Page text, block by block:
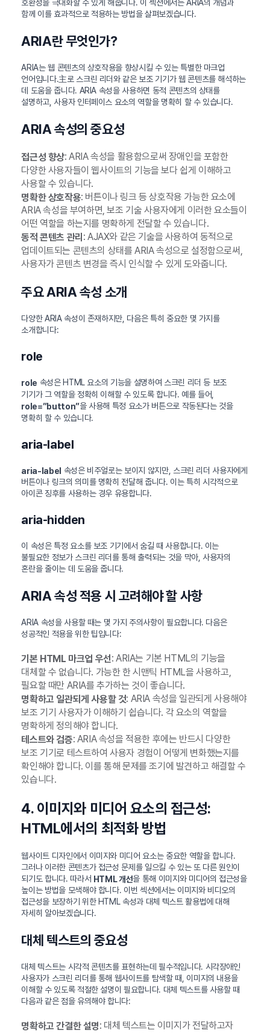
호환성을 극대화할 수 있게 해줍니다. 이 섹션에서는 ARIA의 개념과
함께 이를 효과적으로 적용하는 방법을 살펴보겠습니다.
ARIA란 무엇인가?
ARIA는 웹 콘텐츠의 상호작용을 향상시킬 수 있는 특별한 마크업
언어입니다.主로 스크린 리더와 같은 보조 기기가 웹 콘텐츠를 해석하는
데 도움을 줍니다. ARIA 속성을 사용하면 동적 콘텐츠의 상태를
설명하고, 사용자 인터페이스 요소의 역할을 명확히 할 수 있습니다.
ARIA 속성의 중요성
접근성 향상: ARIA 속성을 활용함으로써 장애인을 포함한
다양한 사용자들이 웹사이트의 기능을 보다 쉽게 이해하고
사용할 수 있습니다.
명확한 상호작용: 버튼이나 링크 등 상호작용 가능한 요소에
ARIA 속성을 부여하면, 보조 기술 사용자에게 이러한 요소들이
어떤 역할을 하는지를 명확하게 전달할 수 있습니다.
동적 콘텐츠 관리 : AJAX와 같은 기술을 사용하여 동적으로
업데이트되는 콘텐츠의 상태를 ARIA 속성으로 설정함으로써,
사용자가 콘텐츠 변경을 즉시 인식할 수 있게 도와줍니다.
주요 ARIA 속성 소개
다양한 ARIA 속성이 존재하지만, 다음은 특히 중요한 몇 가지를
소개합니다:
role
role 속성은 HTML 요소의 기능을 설명하여 스크린 리더 등 보조
기기가 그 역할을 정확히 이해할 수 있도록 합니다. 예를 들어,
role=”button”을 사용해 특정 요소가 버튼으로 작동된다는 것을
명확히 할 수 있습니다.
aria-label
aria-label 속성은 비주얼로는 보이지 않지만, 스크린 리더 사용자에게
버튼이나 링크의 의미를 명확히 전달해 줍니다. 이는 특히 시각적으로
아이콘 징후를 사용하는 경우 유용합니다.
aria-hidden
이 속성은 특정 요소를 보조 기기에서 숨길 때 사용합니다. 이는
불필요한 정보가 스크린 리더를 통해 출력되는 것을 막아, 사용자의
혼란을 줄이는 데 도움을 줍니다.
ARIA 속성 적용 시 고려해야 할 사항
ARIA 속성을 사용할 때는 몇 가지 주의사항이 필요합니다. 다음은
성공적인 적용을 위한 팁입니다:
기본 HTML 마크업 우선: ARIA는 기본 HTML의 기능을
대체할 수 없습니다. 가능한 한 시맨틱 HTML을 사용하고,
필요할 때만 ARIA를 추가하는 것이 좋습니다.
명확하고 일관되게 사용할 것: ARIA 속성을 일관되게 사용해야
보조 기기 사용자가 이해하기 쉽습니다. 각 요소의 역할을
명확하게 정의해야 합니다.
테스트와 검증: ARIA 속성을 적용한 후에는 반드시 다양한
보조 기기로 테스트하여 사용자 경험이 어떻게 변화했는지를
확인해야 합니다. 이를 통해 문제를 조기에 발견하고 해결할 수
있습니다.
4. 이미지와 미디어 요소의 접근성:
HTML에서의 최적화 방법
웹사이트 디자인에서 이미지와 미디어 요소는 중요한 역할을 합니다.
그러나 이러한 콘텐츠가 접근성 문제를 일으킬 수 있는 또 다른 원인이
되기도 합니다. 따라서 HTML 개선을 통해 이미지와 미디어의 접근성을
높이는 방법을 모색해야 합니다. 이번 섹션에서는 이미지와 비디오의
접근성을 보장하기 위한 HTML 속성과 대체 텍스트 활용법에 대해
자세히 알아보겠습니다.
대체 텍스트의 중요성
대체 텍스트는 시각적 콘텐츠를 표현하는데 필수적입니다. 시각장애인
사용자가 스크린 리더를 통해 웹사이트를 탐색할 때, 이미지의 내용을
이해할 수 있도록 적절한 설명이 필요합니다. 대체 텍스트를 사용할 때
다음과 같은 점을 유의해야 합니다:
명확하고 간결한 설명: 대체 텍스트는 이미지가 전달하고자